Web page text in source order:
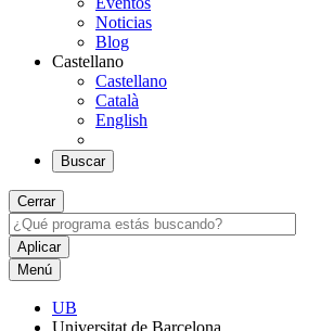
Noticias
Blog
Castellano
Castellano
Català
English
Buscar
Cerrar
Menú
UB
Universitat de Barcelona